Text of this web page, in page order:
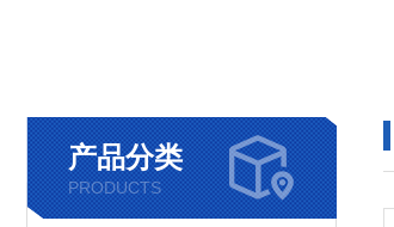
产品分类
PRODUCTS